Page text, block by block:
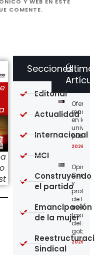
COMENTE.
en las
2026-
y
de los
del
2026-
Secciones
Editorial
Actualidad
Internacional
MCI
Construyendo
el partido
Emancipación
de la mujer
Sindical